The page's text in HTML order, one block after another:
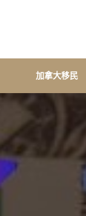
加拿大移民